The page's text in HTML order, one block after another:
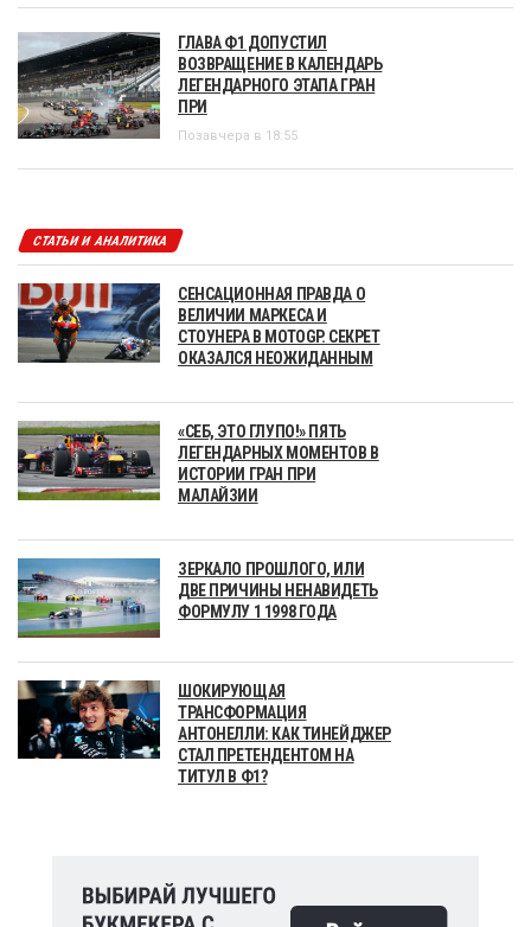
ГЛАВА Ф1 ДОПУСТИЛ
ВОЗВРАЩЕНИЕ В КАЛЕНДАРЬ
ЛЕГЕНДАРНОГО ЭТАПА ГРАН
ПРИ
Позавчера в 18:55
СТАТЬИ И АНАЛИТИКА
СЕНСАЦИОННАЯ ПРАВДА О
ВЕЛИЧИИ МАРКЕСА И
СТОУНЕРА В MOTOGP. СЕКРЕТ
ОКАЗАЛСЯ НЕОЖИДАННЫМ
«СЕБ, ЭТО ГЛУПО!» ПЯТЬ
ЛЕГЕНДАРНЫХ МОМЕНТОВ В
ИСТОРИИ ГРАН ПРИ
МАЛАЙЗИИ
ЗЕРКАЛО ПРОШЛОГО, ИЛИ
ДВЕ ПРИЧИНЫ НЕНАВИДЕТЬ
ФОРМУЛУ 1 1998 ГОДА
ШОКИРУЮЩАЯ
ТРАНСФОРМАЦИЯ
АНТОНЕЛЛИ: КАК ТИНЕЙДЖЕР
СТАЛ ПРЕТЕНДЕНТОМ НА
ТИТУЛ В Ф1?